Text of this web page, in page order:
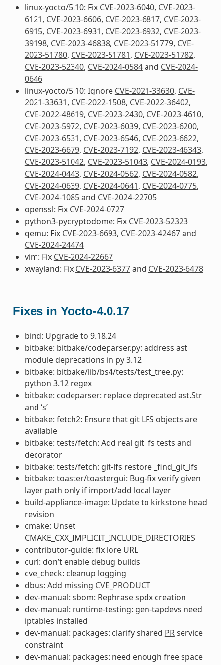
linux-yocto/5.10: Fix CVE-2023-6040, CVE-2023-
6121, CVE-2023-6606, CVE-2023-6817, CVE-2023-
6915, CVE-2023-6931, CVE-2023-6932, CVE-2023-
39198, CVE-2023-46838, CVE-2023-51779, CVE-
2023-51780, CVE-2023-51781, CVE-2023-51782,
CVE-2023-52340, CVE-2024-0584and CVE-2024-
0646
linux-yocto/5.10: Ignore CVE-2021-33630, CVE-
2021-33631, CVE-2022-1508, CVE-2022-36402,
CVE-2022-48619, CVE-2023-2430, CVE-2023-4610,
CVE-2023-5972, CVE-2023-6039, CVE-2023-6200,
CVE-2023-6531, CVE-2023-6546, CVE-2023-6622,
CVE-2023-6679, CVE-2023-7192, CVE-2023-46343,
CVE-2023-51042, CVE-2023-51043, CVE-2024-0193,
CVE-2024-0443, CVE-2024-0562, CVE-2024-0582,
CVE-2024-0639, CVE-2024-0641, CVE-2024-0775,
CVE-2024-1085and CVE-2024-22705
openssl: Fix CVE-2024-0727
python3-pycryptodome: Fix CVE-2023-52323
qemu: Fix CVE-2023-6693, CVE-2023-42467and
CVE-2024-24474
vim: Fix CVE-2024-22667
xwayland: Fix CVE-2023-6377and CVE-2023-6478
Fixes in Yocto-4.0.17
bind: Upgrade to 9.18.24
bitbake: bitbake/codeparser.py: address ast
module deprecations in py 3.12
bitbake: bitbake/lib/bs4/tests/test_tree.py:
python 3.12 regex
bitbake: codeparser: replace deprecated ast.Str
and ‘s’
bitbake: fetch2: Ensure that git LFS objects are
available
bitbake: tests/fetch: Add real git lfs tests and
decorator
bitbake: tests/fetch: git-lfs restore _find_git_lfs
bitbake: toaster/toastergui: Bug-fix verify given
layer path only if import/add local layer
build-appliance-image: Update to kirkstone head
revision
cmake: Unset
CMAKE_CXX_IMPLICIT_INCLUDE_DIRECTORIES
contributor-guide: fix lore URL
curl: don’t enable debug builds
cve_check: cleanup logging
dbus: Add missing CVE_PRODUCT
dev-manual: sbom: Rephrase spdx creation
dev-manual: runtime-testing: gen-tapdevs need
iptables installed
dev-manual: packages: clarify shared PRservice
constraint
dev-manual: packages: need enough free space